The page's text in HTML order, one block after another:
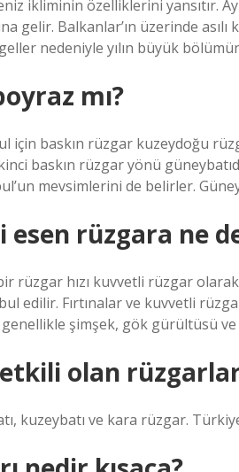
ikliminin özelliklerini yansıtır.
gelir. Balkanlar’ın üzerinde
nedeniyle yılın büyük
mı?
için baskın rüzgar kuzeydoğu
baskın rüzgar yönü
mevsimlerini de belirler.
esen rüzgara ne
rüzgar hızı kuvvetli rüzgar
edilir. Fırtınalar ve kuvvetli
şimşek, gök gürültüsü ve
etkili olan
kuzeybatı ve kara rüzgar.